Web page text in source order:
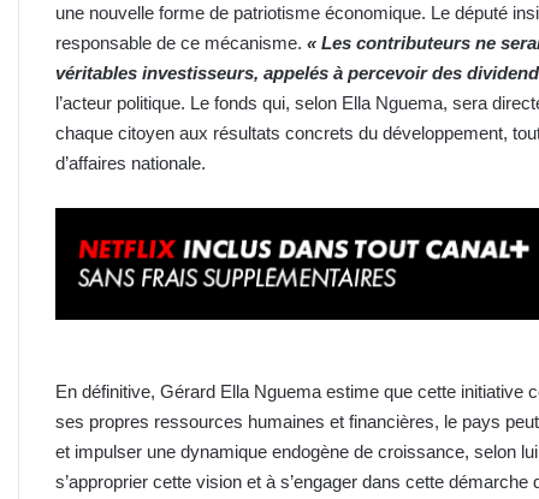
une nouvelle forme de patriotisme économique. Le député
responsable de ce mécanisme. « Les contributeurs ne
véritables investisseurs, appelés à percevoir des
l’acteur politique. Le fonds qui, selon Ella Nguema, sera
chaque citoyen aux résultats concrets du développement,
d’affaires nationale.
En définitive, Gérard Ella Nguema estime que cette initiative
ses propres ressources humaines et financières, le pays
et impulser une dynamique endogène de croissance, selon
s’approprier cette vision et à s’engager dans cette démarche